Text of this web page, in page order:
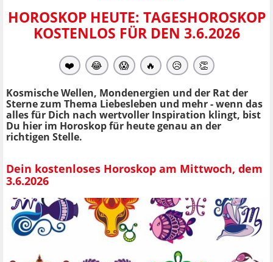
HOROSKOP HEUTE: TAGESHOROSKOP
KOSTENLOS FÜR DEN 3.6.2026
❤️ 😂 😱 🔥 😥 👏
Kosmische Wellen, Mondenergien und der Rat der
Sterne zum Thema Liebesleben und mehr - wenn das
alles für Dich nach wertvoller Inspiration klingt, bist
Du hier im Horoskop für heute genau an der
richtigen Stelle.
Dein kostenloses Horoskop am Mittwoch, dem
3.6.2026